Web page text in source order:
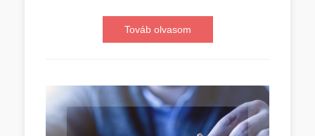
Továb olvasom